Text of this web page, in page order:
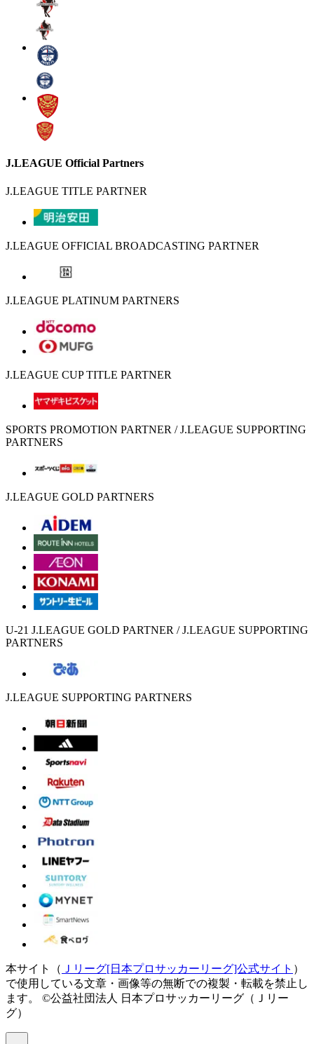
J.LEAGUE Official Partners
J.LEAGUE TITLE PARTNER
J.LEAGUE OFFICIAL BROADCASTING PARTNER
J.LEAGUE PLATINUM PARTNERS
J.LEAGUE CUP TITLE PARTNER
SPORTS PROMOTION PARTNER / J.LEAGUE SUPPORTING
PARTNERS
J.LEAGUE GOLD PARTNERS
U-21 J.LEAGUE GOLD PARTNER / J.LEAGUE SUPPORTING
PARTNERS
J.LEAGUE SUPPORTING PARTNERS
本サイト（ Ｊリーグ[日本プロサッカーリーグ]公式サイト ）
で使用している文章・画像等の無断での複製・転載を禁止し
ます。
©公益社団法人 日本プロサッカーリーグ（Ｊリー
グ）